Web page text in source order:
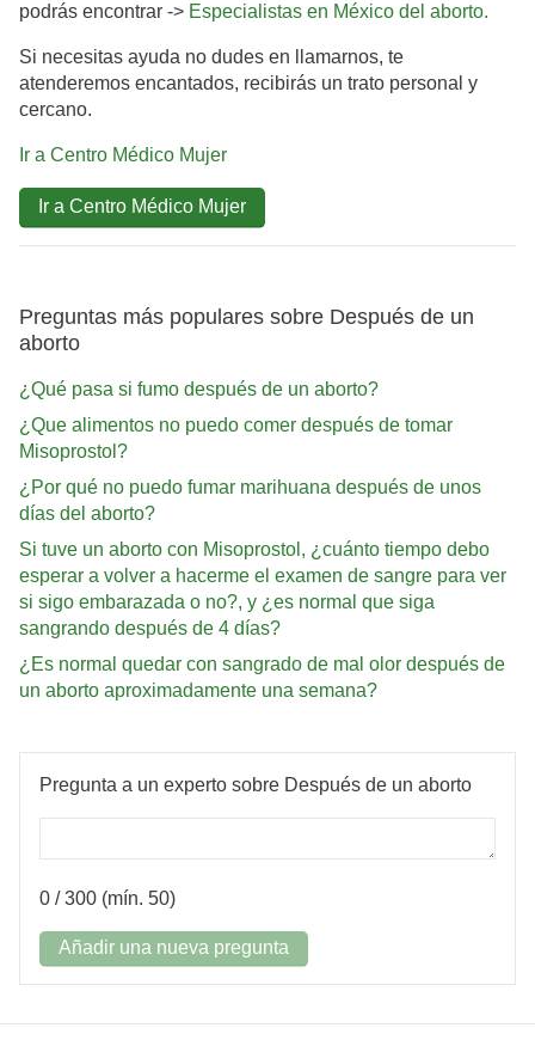
podrás encontrar -> Especialistas en México del aborto.
Si necesitas ayuda no dudes en llamarnos, te
atenderemos encantados, recibirás un trato personal y
cercano.
Ir a Centro Médico Mujer
Ir a Centro Médico Mujer
Preguntas más populares sobre Después de un
aborto
¿Qué pasa si fumo después de un aborto?
¿Que alimentos no puedo comer después de tomar
Misoprostol?
¿Por qué no puedo fumar marihuana después de unos
días del aborto?
Si tuve un aborto con Misoprostol, ¿cuánto tiempo debo
esperar a volver a hacerme el examen de sangre para ver
si sigo embarazada o no?, y ¿es normal que siga
sangrando después de 4 días?
¿Es normal quedar con sangrado de mal olor después de
un aborto aproximadamente una semana?
Pregunta a un experto sobre Después de un aborto
0 / 300 (mín. 50)
Añadir una nueva pregunta